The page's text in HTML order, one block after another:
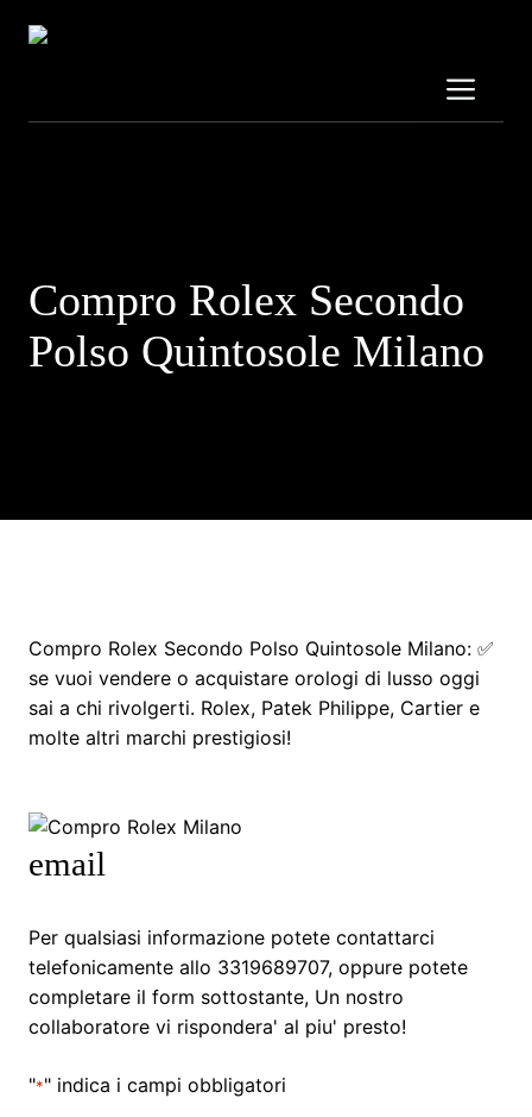
Compro Rolex Secondo
Polso Quintosole Milano
Compro Rolex Secondo Polso Quintosole Milano: ✅
se vuoi vendere o acquistare orologi di lusso oggi
sai a chi rivolgerti. Rolex, Patek Philippe, Cartier e
molte altri marchi prestigiosi!
email
Per qualsiasi informazione potete contattarci
telefonicamente allo 3319689707, oppure potete
completare il form sottostante, Un nostro
collaboratore vi rispondera' al piu' presto!
"*" indica i campi obbligatori